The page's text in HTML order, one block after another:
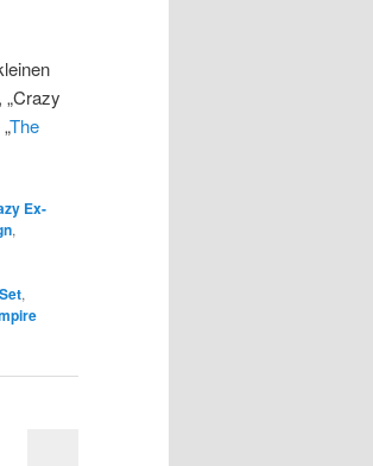
„Crazy
The
Ex-
,
Set,